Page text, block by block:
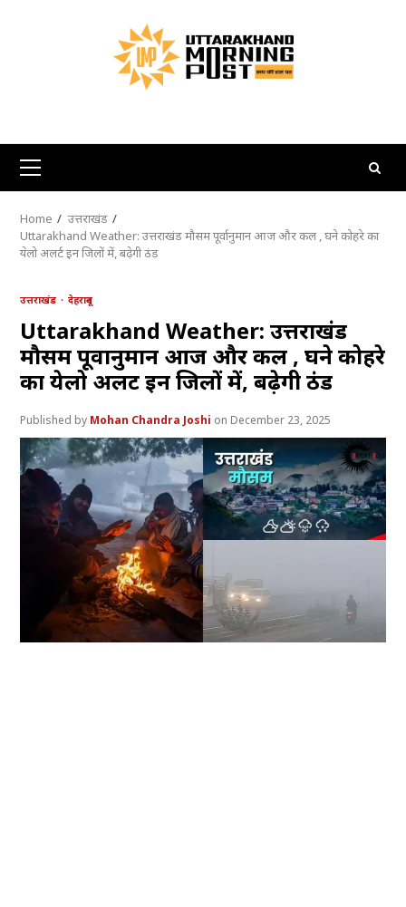
Primary
Menu
Home
उत्तराखंड
Uttarakhand Weather: उत्तराखंड मौसम पूर्वानुमान आज और कल , घने कोहरे का
येलो अलर्ट इन जिलों में, बढ़ेगी ठंड
उत्तराखंड देहरादून
Uttarakhand Weather: उत्तराखंड
मौसम पूर्वानुमान आज और कल , घने कोहरे
का येलो अलर्ट इन जिलों में, बढ़ेगी ठंड
Mohan Chandra Joshi December 23, 2025